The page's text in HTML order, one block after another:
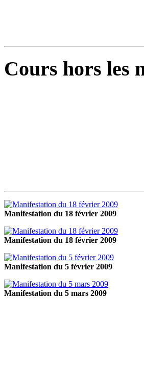
Cours hors les
Manifestation du 18 février 2009
Manifestation du 18 février 2009
Manifestation du 5 février 2009
Manifestation du 5 mars 2009